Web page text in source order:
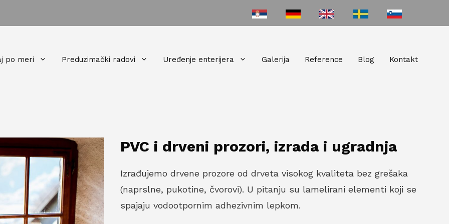
po meri Preduzimački radovi Uređenje enterijera Galerija Reference Blog Kontakt
PVC i drveni prozori, izrada i ugradnja
Izrađujemo drvene prozore od drveta visokog kvaliteta bez grešaka
(naprslne, pukotine, čvorovi). U pitanju su lamelirani elementi koji se
spajaju vodootpornim adhezivnim lepkom.